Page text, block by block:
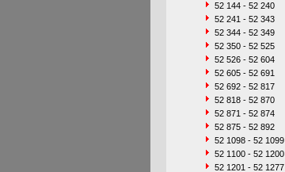
52 144 - 52 240
52 241 - 52 343
52 344 - 52 349
52 350 - 52 525
52 526 - 52 604
52 605 - 52 691
52 692 - 52 817
52 818 - 52 870
52 871 - 52 874
52 875 - 52 892
52 1098 - 52 1099
52 1100 - 52 1200
52 1201 - 52 1277